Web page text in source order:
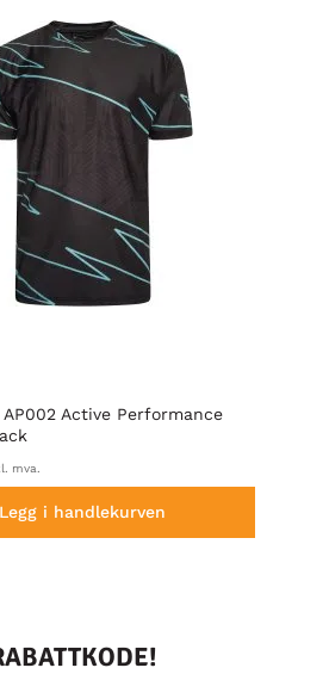
AP002 Active Performance
mva.
Legg i handlekurven